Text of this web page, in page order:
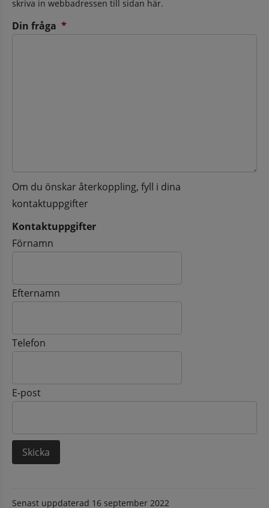
skriva in webbadressen till sidan här.
Din fråga *
Om du önskar återkoppling, fyll i dina
kontaktuppgifter
Kontaktuppgifter
Kontaktuppgifter
Förnamn
Efternamn
Telefon
E-post
Senast uppdaterad 16 september 2022